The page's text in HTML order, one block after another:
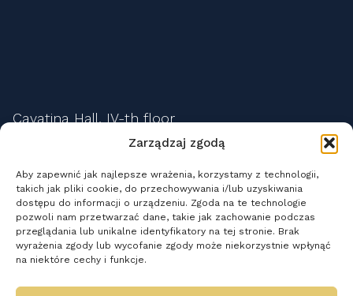
Zarządzaj zgodą
Aby zapewnić jak najlepsze wrażenia, korzystamy z technologii,
takich jak pliki cookie, do przechowywania i/lub uzyskiwania
dostępu do informacji o urządzeniu. Zgoda na te technologie
pozwoli nam przetwarzać dane, takie jak zachowanie podczas
przeglądania lub unikalne identyfikatory na tej stronie. Brak
wyrażenia zgody lub wycofanie zgody może niekorzystnie wpłynąć
na niektóre cechy i funkcje.
Cavatina Hall, IV-th floor
studio@cavatina.pl
Data Protection Officer
Monika Danek
monika.danek@cavatina.pl
+48 535 177 599